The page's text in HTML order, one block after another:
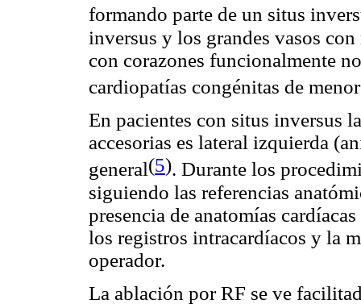
formando parte de un situs
inversus y los grandes vasos
con corazones funcionalmente
cardiopatías congénitas de
En pacientes con situs inversus
accesorias es lateral izquierda
general(5). Durante los
siguiendo las referencias
presencia de anatomías
los registros intracardíacos y la
operador.
La ablación por RF se ve